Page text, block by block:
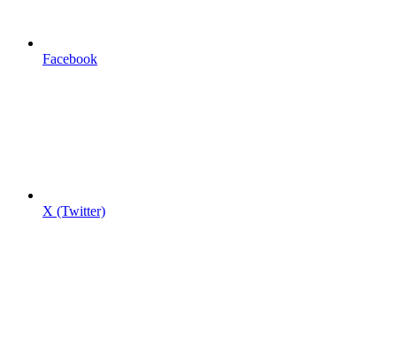
Facebook
X (Twitter)